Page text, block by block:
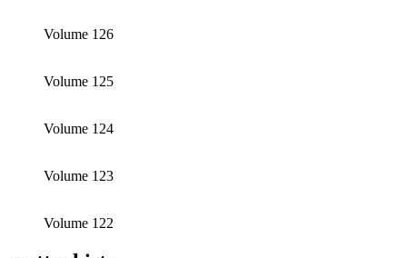
Volume 126
Volume 125
Volume 124
Volume 123
Volume 122